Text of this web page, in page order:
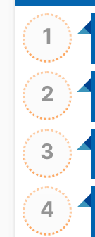
1
2
3
4